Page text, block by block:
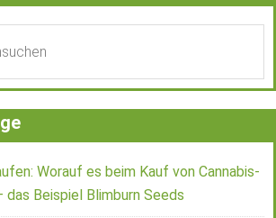
Worauf es beim Kauf von Cannabis-
das Beispiel Blimburn Seeds